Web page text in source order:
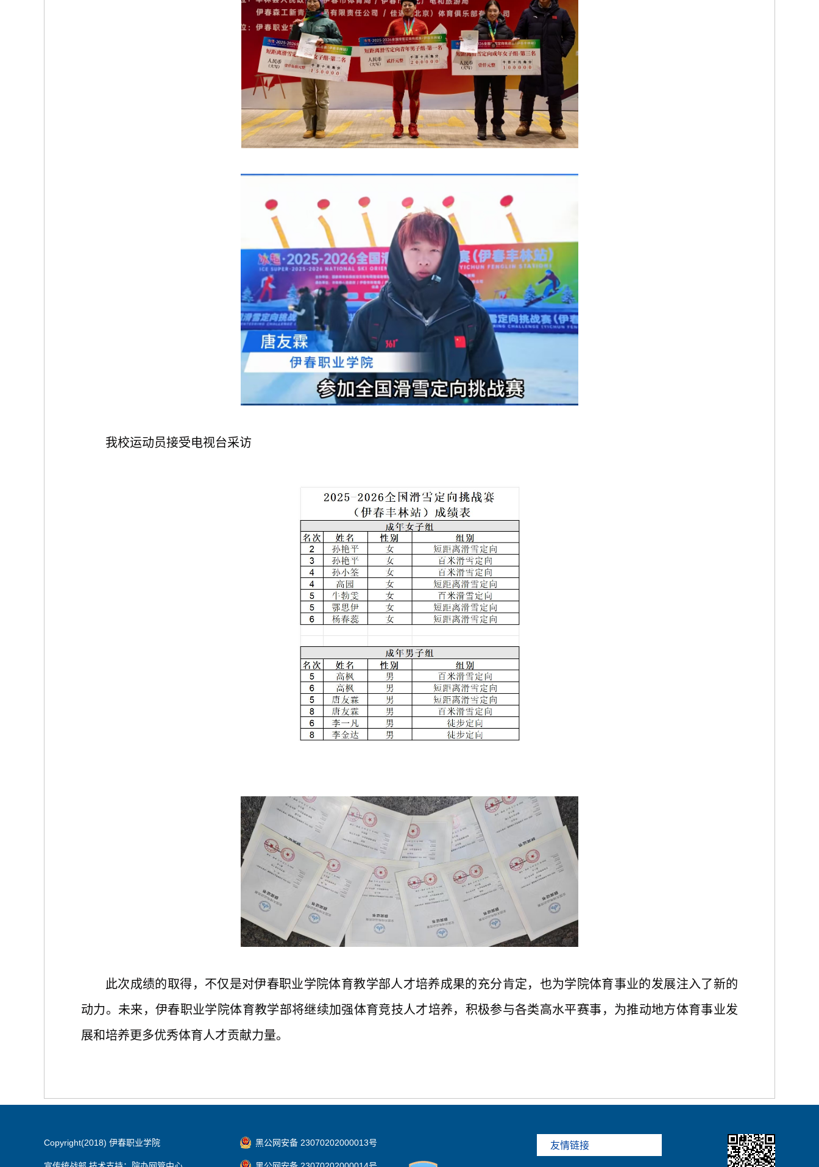
我校运动员接受电视台采访
此次成绩的取得，不仅是对伊春职业学院体育教学部人才培养成果的充分肯定，也为学院体育事业的发展注入了新的
动力。未来，伊春职业学院体育教学部将继续加强体育竞技人才培养，积极参与各类高水平赛事，为推动地方体育事业发
展和培养更多优秀体育人才贡献力量。
Copyright(2018) 伊春职业学院 黑公网安备 23070202000013号 友情链接